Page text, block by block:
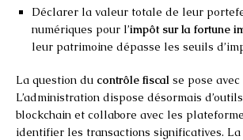
Déclarer la valeur totale de leur
numériques pour l’impôt sur la fortune
leur patrimoine dépasse les seuils
La question du contrôle fiscal se pose avec
L’administration dispose désormais
blockchain et collabore avec les
identifier les transactions significatives. La